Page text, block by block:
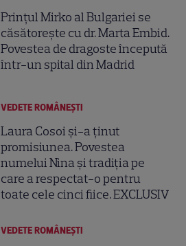
Prințul Mirko al Bulgariei se
căsătorește cu dr. Marta Embid.
Povestea de dragoste începută
într-un spital din Madrid
VEDETE ROMÂNEŞTI
Laura Cosoi și-a ținut
promisiunea. Povestea
numelui Nina și tradiția pe
care a respectat-o pentru
toate cele cinci fiice. EXCLUSIV
VEDETE ROMÂNEŞTI